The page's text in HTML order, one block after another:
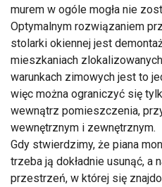
murem w ogóle mogła nie
Optymalnym rozwiązaniem
stolarki okiennej jest
mieszkaniach
warunkach zimowych jest to
więc można ograniczyć się
wewnątrz pomieszczenia,
wewnętrznym i zewnętrznym.
Gdy stwierdzimy, że piana
trzeba ją dokładnie usunąć,
przestrzeń, w której się